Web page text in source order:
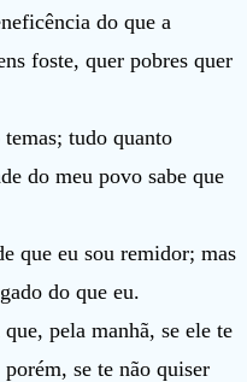
do que a
foste, quer pobres quer
tudo quanto
do meu povo sabe que
que eu sou remidor; mas
do que eu.
pela manhã, se ele te
se te não quiser